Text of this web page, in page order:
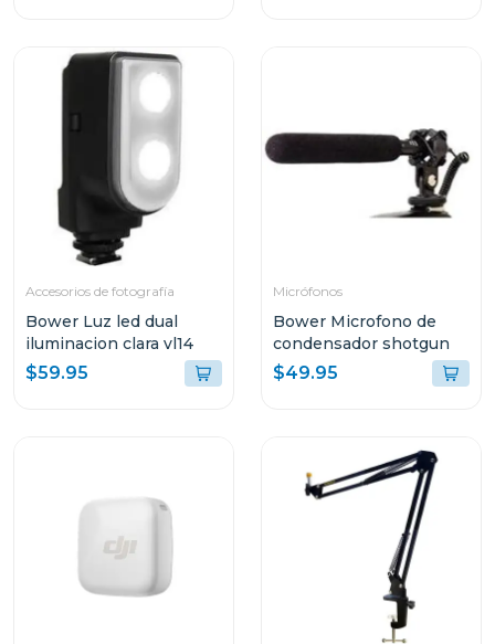
Accesorios de fotografía
Bower Luz led dual
iluminacion clara vl14
$59.95
Micrófonos
Bower Microfono de
condensador shotgun
$49.95